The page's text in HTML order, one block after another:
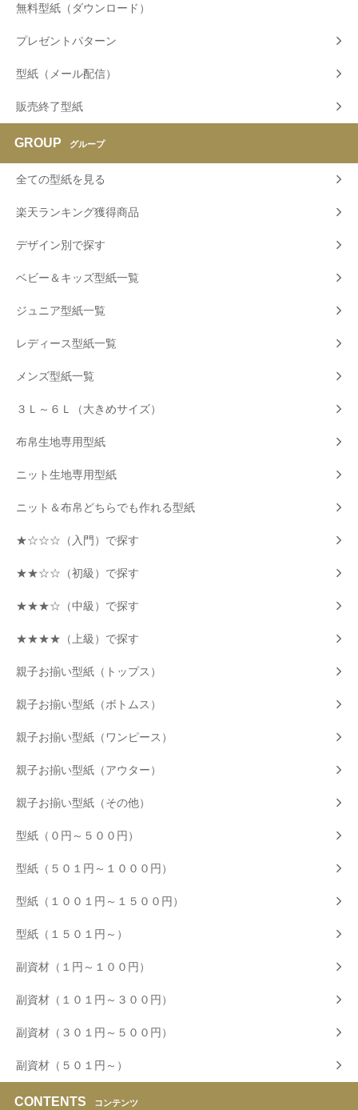
無料型紙（ダウンロード）
プレゼントパターン
型紙（メール配信）
販売終了型紙
GROUP グループ
全ての型紙を見る
楽天ランキング獲得商品
デザイン別で探す
ベビー＆キッズ型紙一覧
ジュニア型紙一覧
レディース型紙一覧
メンズ型紙一覧
３Ｌ～６Ｌ（大きめサイズ）
布帛生地専用型紙
ニット生地専用型紙
ニット＆布帛どちらでも作れる型紙
★☆☆☆（入門）で探す
★★☆☆（初級）で探す
★★★☆（中級）で探す
★★★★（上級）で探す
親子お揃い型紙（トップス）
親子お揃い型紙（ボトムス）
親子お揃い型紙（ワンピース）
親子お揃い型紙（アウター）
親子お揃い型紙（その他）
型紙（０円～５００円）
型紙（５０１円～１０００円）
型紙（１００１円～１５００円）
型紙（１５０１円～）
副資材（１円～１００円）
副資材（１０１円～３００円）
副資材（３０１円～５００円）
副資材（５０１円～）
CONTENTS コンテンツ